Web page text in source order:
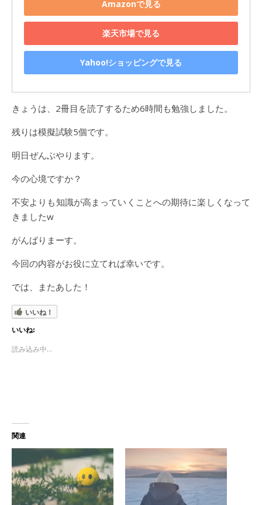
Amazonで見る
楽天市場で見る
Yahoo!ショッピングで見る
きょうは、2冊目を読了するため6時間も勉強しました。
残りは模擬試験5個です。
明日ぜんぶやります。
今の心境ですか？
不安よりも知識が高まっていくことへの期待に楽しくなって
きましたw
がんばりまーす。
今回の内容がお役に立てれば幸いです。
では、またあした！
いいね！
いいね:
読み込み中...
関連